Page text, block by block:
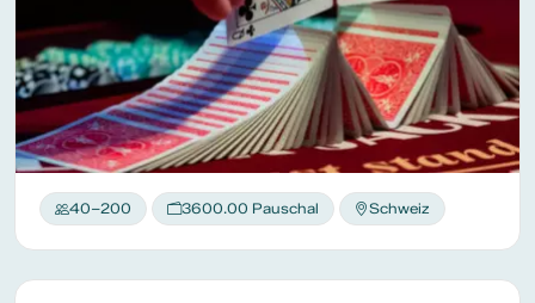
40–200 3600.00 Pauschal Schweiz